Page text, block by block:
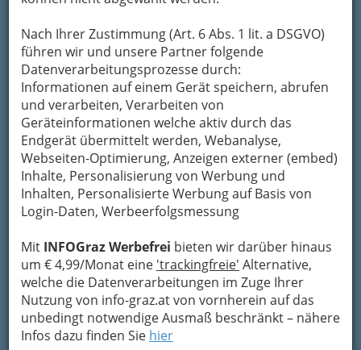
Nach Ihrer Zustimmung (Art. 6 Abs. 1 lit. a DSGVO)
führen wir und unsere Partner folgende
Datenverarbeitungsprozesse durch:
Informationen auf einem Gerät speichern, abrufen
und verarbeiten, Verarbeiten von
Geräteinformationen welche aktiv durch das
Endgerät übermittelt werden, Webanalyse,
Webseiten-Optimierung, Anzeigen externer (embed)
Inhalte, Personalisierung von Werbung und
Inhalten, Personalisierte Werbung auf Basis von
Login-Daten, Werbeerfolgsmessung
Mit INFOGraz Werbefrei bieten wir darüber hinaus
um € 4,99/Monat eine 'trackingfreie' Alternative,
welche die Datenverarbeitungen im Zuge Ihrer
Nutzung von info-graz.at von vornherein auf das
unbedingt notwendige Ausmaß beschränkt – nähere
Infos dazu finden Sie hier
bewahren , verwenden wir an dieser Stelle zur
Übermittlung Ihrer Nachricht ein sicheres
Formular. Ihre Nachricht wird nach dem
Absenden umgehend per Mail an das
Unternehmen Johannes-Kepler-Haus,
Internationales u. Evangelisches Studentenheim
weitergeleitet.
Mein Name
Mein Betreff